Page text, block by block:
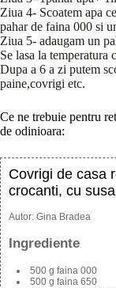
Ziua 4- Scoatem apa
pahar de faina 000 si
Ziua 5- adaugam un
Se lasa la temperatura
Dupa a 6 a zi putem
paine,covrigi etc.
Ce ne trebuie pentru
de odinioara:
Covrigi de casa
crocanti, cu
Autor: Gina Bradea
Ingrediente
500 g faina 000
500 g faina 650